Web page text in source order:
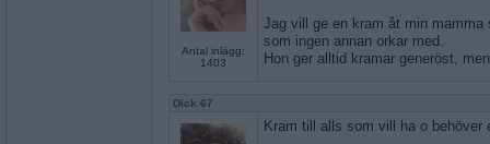
Antal inlägg:
1403
Jag vill ge en kram åt min mamma
som ingen annan orkar med.
Hon ger alltid kramar generöst,
Dick 67
Kram till alls som vill ha o behöver